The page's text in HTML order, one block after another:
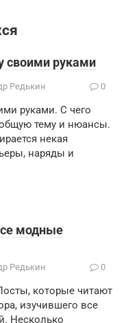
своими руками
Редькин 0
руками. С чего
тему и нюансы.
некая
наряды и
модные
Редькин 0
которые читают
изучившего все
Несколько